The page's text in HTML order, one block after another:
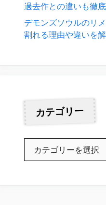
過去作との違いも徹
デモンズソウルのリ
割れる理由や違いを
カテゴリー